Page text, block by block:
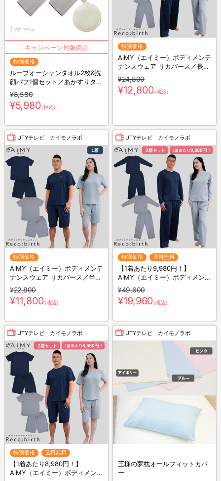
特別価格
ループオーシャンタオル2枚&洗
顔パフ1個セット／あかすりタオ
ル
¥8,580
¥5,980（税込）
特別価格
AiMY（エイミー）ボディメンテ
ナンスウェア リカバース／長袖
長ズボン／上下セット／リカバ
リーウェア
¥24,800
¥12,800（税込）
UTYテレビ カイモノラボ
特別価格
AiMY（エイミー）ボディメンテ
ナンスウェア リカバース／半袖
半ズボン／上下セット／リカバ
リーウェア
¥22,800
¥11,800（税込）
UTYテレビ カイモノラボ
特別価格 送料無料
【1着あたり9,980円！】
AiMY（エイミー）ボディメンテ
ナンスウェア リカバース／長袖
長ズボン／2着セット／上下セ
ット／リカバリーウェア
¥49,600
¥19,960（税込）
UTYテレビ カイモノラボ
特別価格 送料無料
【1着あたり8,980円！】
AiMY（エイミー）ボディメンテ
UTYテレビ カイモノラボ
王様の夢枕オールフィットカバ
ー